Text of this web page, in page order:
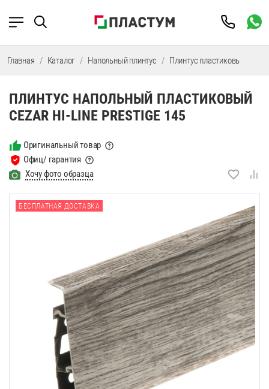
Главная Каталог Напольный плинтус Плинтус пластиковый
ПЛИНТУС НАПОЛЬНЫЙ ПЛАСТИКОВЫЙ
CEZAR HI-LINE PRESTIGE 145
Оригинальный товар
Офиц/ гарантия
Хочу фото образца
БЕСПЛАТНАЯ ДОСТАВКА